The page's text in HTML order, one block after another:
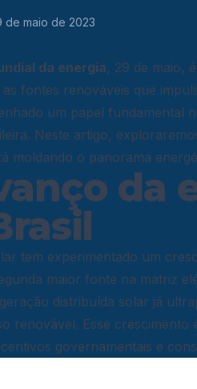
de maio de 2023
da energia, 29 de maio,
fontes renováveis que
um papel fundamental
Neste artigo,
moldando o panorama
da
tem experimentado um
maior fonte na matriz
distribuída solar já
renovável. Esse
governamentais e